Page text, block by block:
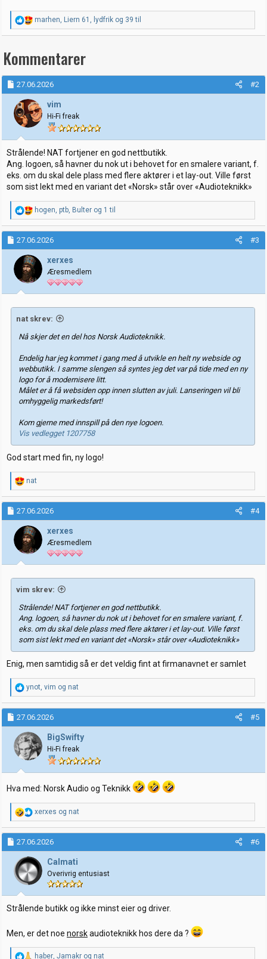
R
e
a
s
j
o
n
e
r
:
marhen Liern 61 lydfrik og 39 til
Kommentarer
27.06.2026 #2
vim
Hi-Fi freak
Strålende! NAT fortjener en god nettbutikk.
Ang. logoen, så havner du nok ut i behovet for en smalere variant, f.
eks. om du skal dele plass med flere aktører i et lay-out. Ville først
som sist lekt med en variant det «Norsk» står over «Audioteknikk»
R
e
a
k
j
o
n
r
hogen ptb Bulter og 1 til
27.06.2026 #3
xerxes
Æresmedlem
nat skrev:
Nå skjer det en del hos Norsk Audioteknikk.
Endelig har jeg kommet i gang med å utvikle en helt ny webside og
webbutikk. I samme slengen så syntes jeg det var på tide med en ny
logo for å modernisere litt.
Målet er å få websiden opp innen slutten av juli. Lanseringen vil bli
omhyggelig markedsført!
Kom gjerne med innspill på den nye logoen.
Vis vedlegget 1207758
God start med fin, ny logo!
R
e
a
k
j
o
n
e
r
nat
27.06.2026 #4
xerxes
Æresmedlem
vim skrev:
Strålende! NAT fortjener en god nettbutikk.
Ang. logoen, så havner du nok ut i behovet for en smalere variant, f.
eks. om du skal dele plass med flere aktører i et lay-out. Ville først
som sist lekt med en variant det «Norsk» står over «Audioteknikk»
Enig, men samtidig så er det veldig fint at firmanavnet er samlet
R
e
a
k
j
o
n
e
r
ynot vim og nat
27.06.2026 #5
BigSwifty
Hi-Fi freak
Hva med: Norsk Audio og Teknikk
R
e
a
k
j
o
n
r
:
xerxes og nat
27.06.2026 #6
Calmati
Overivrig entusiast
Strålende butikk og ikke minst eier og driver.
Men, er det noe norskaudioteknikk hos dere da ?
Rhaber, Jamakr og nat